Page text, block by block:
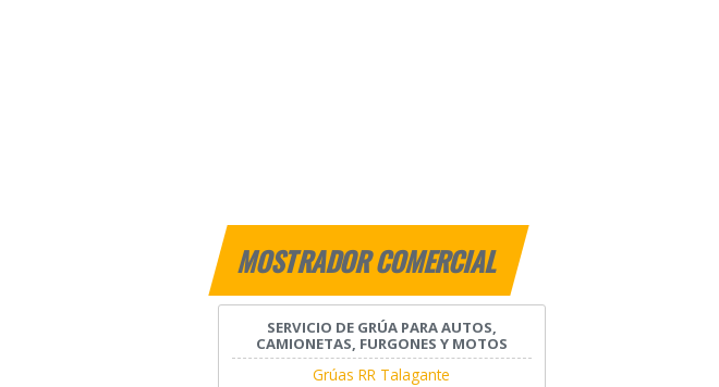
MOSTRADOR COMERCIAL
SERVICIO DE GRÚA PARA AUTOS,
CAMIONETAS, FURGONES Y MOTOS
Grúas RR Talagante